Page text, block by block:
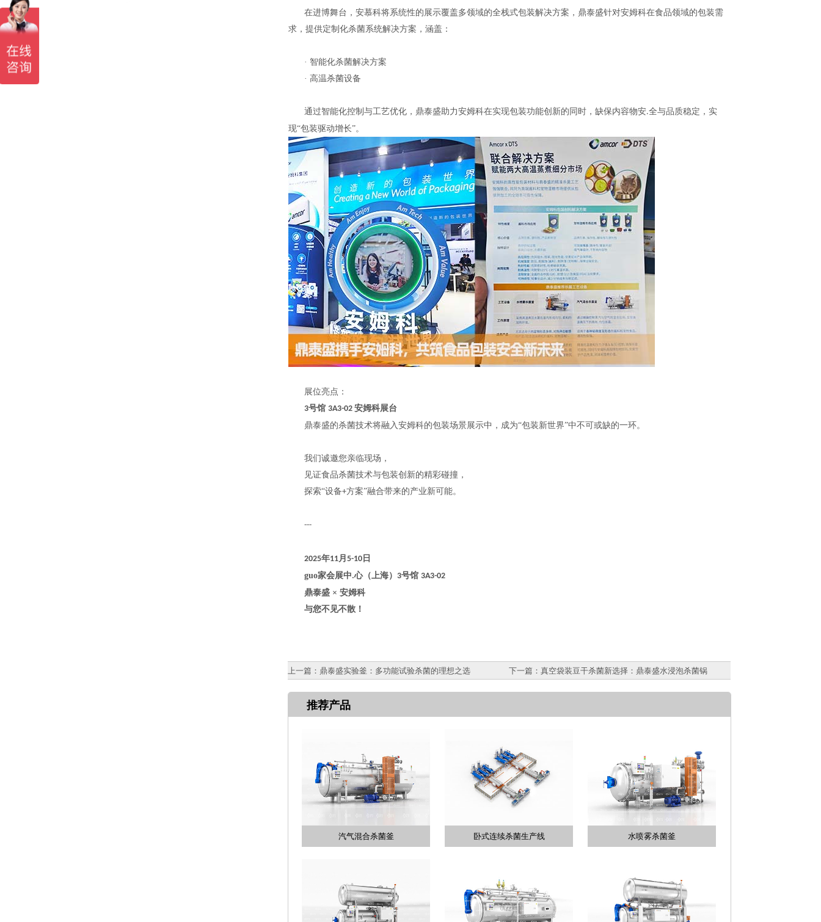
在进博舞台，安慕科将系统性的展示覆盖多领域的全栈式包装解决方案，鼎泰盛针对安姆科在食品领域的包装需
求，提供定制化杀菌系统解决方案，涵盖：
· 智能化杀菌解决方案
· 高温杀菌设备
通过智能化控制与工艺优化，鼎泰盛助力安姆科在实现包装功能创新的同时，缺保内容物安.全与品质稳定， 实
现“包装驱动增长”。
展位亮点：
3号馆 3A3-02 安姆科展台
鼎泰盛的杀菌技术将融入安姆科的包装场景展示中，成为“包装新世界”中不可或缺的一环。
我们诚邀您亲临现场，
见证食品杀菌技术与包装创新的精彩碰撞，
探索“设备+方案”融合带来的产业新可能。
---
2025年11月 5-10日
guo家会展中.心（上海） 3号馆 3A3-02
鼎泰盛 × 安姆科
与您不见不散！
上一篇： 鼎泰盛实验釜：多功能试验杀菌的理想之选 下一篇：真空袋装豆干杀菌新选择：鼎泰盛水浸泡杀菌锅
推荐产品
汽气混合杀菌釜 卧式连续杀菌生产线 水喷雾杀菌釜